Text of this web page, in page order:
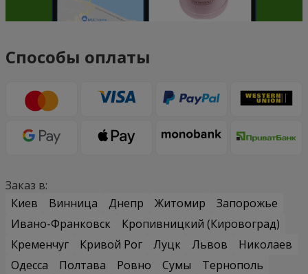
Способы оплаты
Заказ в:
Киев
Винница Днепр Житомир
Запорожье
Ивано-Франковск
Кропивницкий (Кировоград)
Кременчуг
Кривой Рог Луцк Львов
Николаев
Одесса
Полтава Ровно Сумы
Тернополь